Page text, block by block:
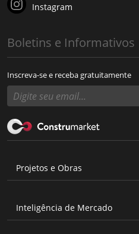
Instagram
Boletins e Informativos
Inscreva-se e receba gratuitamente
Projetos e Obras
Inteligência de Mercado